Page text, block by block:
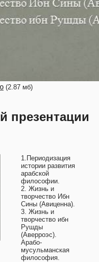
(2.87 мб)
презентации
1.Периодизация
истории развития
арабской
философии.
2. Жизнь и
творчество Ибн
Сины (Авиценна).
3. Жизнь и
творчество ибн
Рушды
(Аверроэс).
Арабо-
мусульманская
философия.